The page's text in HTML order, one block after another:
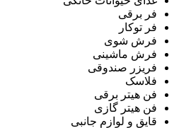
فر برقی
فر توکار
فرش شوی
فرش ماشینی
فریزر صندوقی
فلاسک
فن هیتر برقی
فن هیتر گازی
قایق و لوازم جانبی